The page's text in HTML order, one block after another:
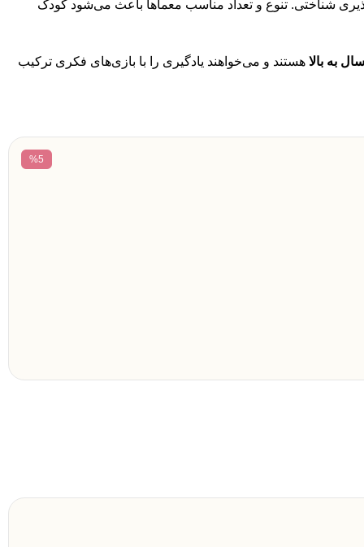
شناختی. تنوع و تعداد مناسب معماها باعث می‌شود کودک
هستند و می‌خواهند یادگیری را با بازی‌های فکری ترکیب
%5